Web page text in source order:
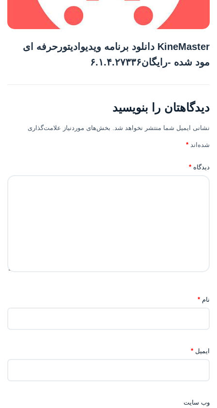
KineMaster دانلود برنامه ویدیوادیتورحرفه ای
مود شده -رایگان۶.۱.۴.۲۷۳۳۶
دیدگاهتان را بنویسید
نشانی ایمیل شما منتشر نخواهد شد. بخش‌های موردنیاز علامت‌گذاری
شده‌اند *
دیدگاه *
نام *
ایمیل *
وب‌ سایت